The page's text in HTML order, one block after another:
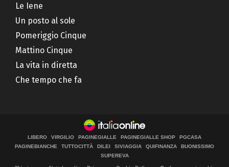
Le Iene
Un posto al sole
Pomeriggio Cinque
Mattino Cinque
La vita in diretta
Che tempo che fa
LIBERO VIRGILIO PAGINEGIALLE PAGINEGIALLE SHOP
PGCASA
PAGINEBIANCHE
TUTTOCITTÀ DILEI SIVIAGGIA QUIFINANZA
BUONISSIMO
SUPEREVA